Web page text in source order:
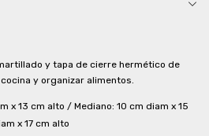
y tapa de cierre hermético de
y organizar alimentos.
x 13 cm alto / Mediano: 10 cm diam x 15
x 17 cm alto